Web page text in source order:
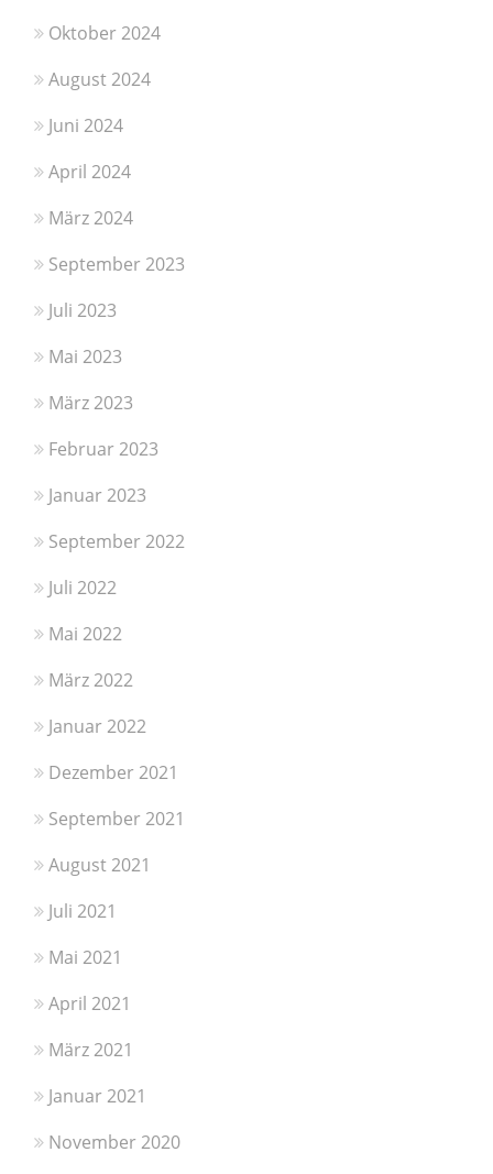
Oktober 2024
August 2024
Juni 2024
April 2024
März 2024
September 2023
Juli 2023
Mai 2023
März 2023
Februar 2023
Januar 2023
September 2022
Juli 2022
Mai 2022
März 2022
Januar 2022
Dezember 2021
September 2021
August 2021
Juli 2021
Mai 2021
April 2021
März 2021
Januar 2021
November 2020